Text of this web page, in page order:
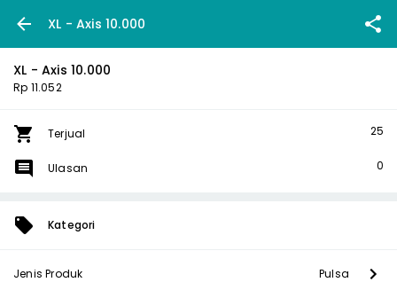
XL - Axis 10.000
XL - Axis 10.000
Rp 11.052
Terjual 25
Ulasan 0
Kategori
Jenis Produk Pulsa